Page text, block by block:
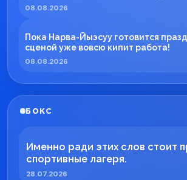
08.08.2026
Пока Нарва-Йыэсуу готовится
сценой уже вовсю кипит работа!
08.08.2026
БОКС
Именно ради этих слов стоит
спортивные лагеря.
28.07.2026